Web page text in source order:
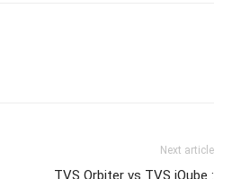
Next article
TVS Orbiter vs TVS iQube :